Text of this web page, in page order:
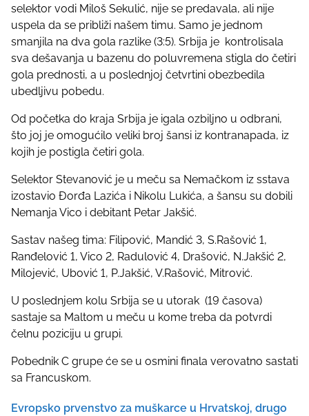
o
n
:
selektor vodi Miloš Sekulić, nije se predavala, ali nije
uspela da se približi našem timu. Samo je jednom
smanjila na dva gola razlike (3:5). Srbija je kontrolisala
sva dešavanja u bazenu do poluvremena stigla do četiri
gola prednosti, a u poslednjoj četvrtini obezbedila
ubedljivu pobedu.
Od početka do kraja Srbija je igala ozbiljno u odbrani,
što joj je omogućilo veliki broj šansi iz kontranapada, iz
kojih je postigla četiri gola.
Selektor Stevanović je u meču sa Nemačkom iz sstava
izostavio Đorđa Lazića i Nikolu Lukića, a šansu su dobili
Nemanja Vico i debitant Petar Jakšić.
Sastav našeg tima: Filipović, Mandić 3, S.Rašović 1,
Ranđelović 1, Vico 2, Radulović 4, Drašović, N.Jakšić 2,
Milojević, Ubović 1, P.Jakšić, V.Rašović, Mitrović.
U poslednjem kolu Srbija se u utorak (19 časova)
sastaje sa Maltom u meču u kome treba da potvrdi
čelnu poziciju u grupi.
Pobednik C grupe će se u osmini finala verovatno sastati
sa Francuskom.
Evropsko prvenstvo za muškarce u Hrvatskoj, drugo